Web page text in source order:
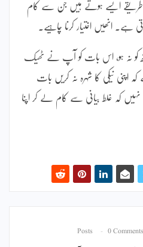
ایسے ہوتے ہیں جن سے کام
ہے۔ انھیں اختیار کرنا چاہیے۔
کو نہ ہو، اس بات کو آپ نے ٹھیک
نیکی کا شہرہ نہ کریں بات
کہ غلط بیانی سے کام لے کر اپنا
0 Comments